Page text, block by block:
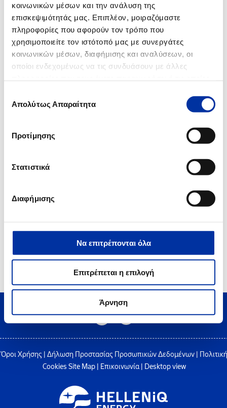
κοινωνικών μέσων και την ανάλυση της
επισκεψιμότητάς μας. Επιπλέον, μοιραζόμαστε
πληροφορίες που αφορούν τον τρόπο που
χρησιμοποιείτε τον ιστότοπό μας με συνεργάτες
κοινωνικών μέσων, διαφήμισης και αναλύσεων, οι
οποίοι ενδεχομένως να τις συνδυάσουν με άλλες
των υπηρεσιών τους.
συγκατάθεσης
Απολύτως Απαραίτητα
Προτίμησης
Στατιστικά
Διαφήμισης
Να επιτρέπονται όλα
Επιτρέπεται η επιλογή
Άρνηση
Ενημέρωση για τον αεριοποιητή 32-R-003 των Βιομηχανικών
Εγκαταστάσεων Ελευσίνας των ΕΛΛΗΝΙΚΩΝ ΠΕΤΡΕΛΑΙΩΝ
2008
Έκθεση αυτοψίας των Επιθεωρητών Περιβάλλοντος στο διυλιστήριο
Ελευσίνας
2 3 4 5 6
Όροι Χρήσης Δήλωση Προστασίας Προσωπικών Δεδομένων
Πολιτική
Cookies Site Map| Επικοινωνία| Desktop view